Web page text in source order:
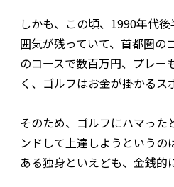
しかも、この頃、1990年代
囲気が残っていて、首都圏の
のコースで数百万円、プレー
く、ゴルフはお金が掛かるス
そのため、ゴルフにハマった
ンドして上達しようというの
ある独身といえども、金銭的